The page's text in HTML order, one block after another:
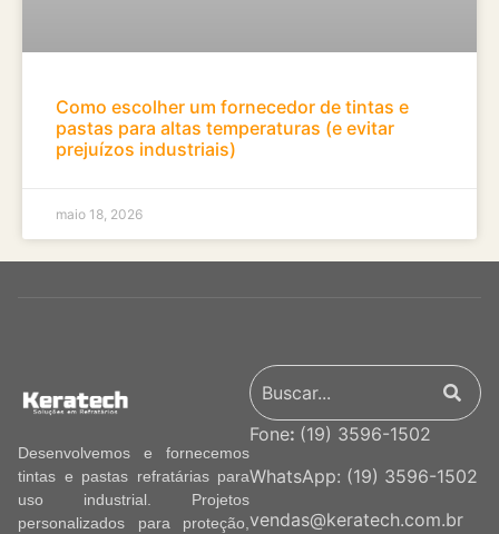
Como escolher um fornecedor de tintas e
pastas para altas temperaturas (e evitar
prejuízos industriais)
maio 18, 2026
Desenvolvemos e fornecemos
tintas e pastas refratárias para
uso industrial. Projetos
personalizados para proteção,
Fone: (19) 3596-1502
WhatsApp: (19) 3596-1502
vendas@keratech.com.br